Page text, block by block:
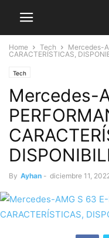
Home Tech
Mercedes-
CARACTERÍSTICAS,
Tech
Mercedes-
By Ayhan - diciembre 11,